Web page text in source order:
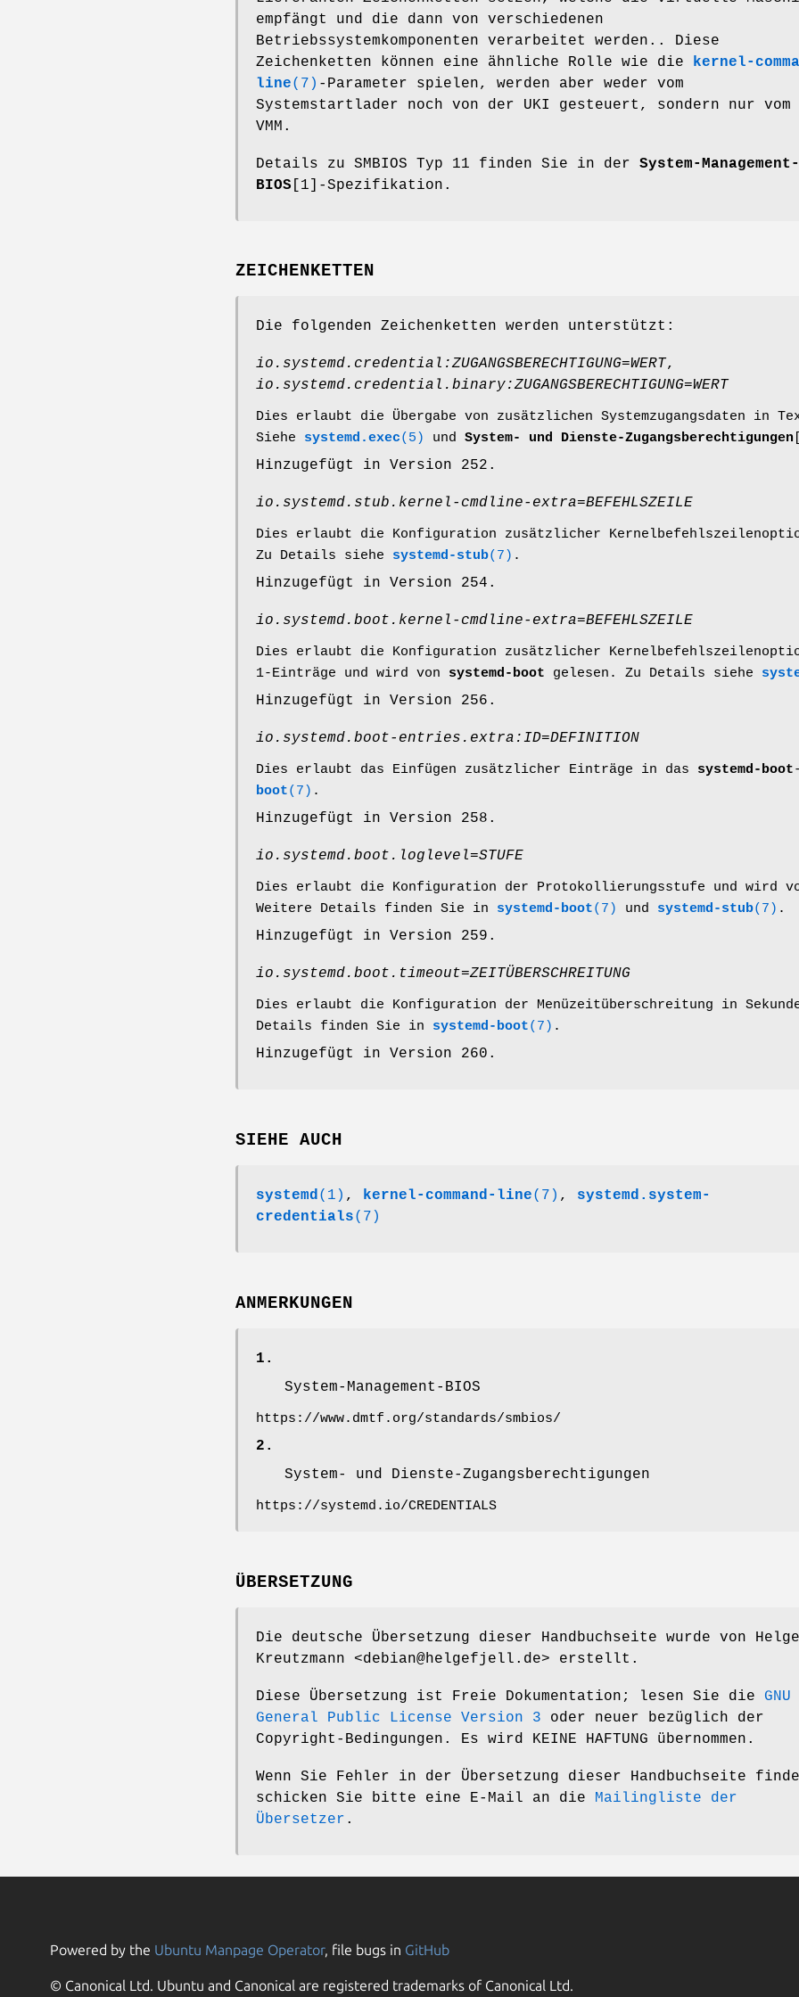
empfängt und die dann von verschiedenen
Betriebssystemkomponenten verarbeitet werden.. Diese
Zeichenketten können eine ähnliche Rolle wie die
kernel-
line(7) -Parameter spielen, werden aber weder vom
Systemstartlader noch von der UKI gesteuert, sondern nur vom
VMM.
Details zu SMBIOS Typ 11 finden Sie in der System-Management-
BIOS [1]-Spezifikation.
ZEICHENKETTEN
Die folgenden Zeichenketten werden unterstützt:
io.systemd.credential:ZUGANGSBERECHTIGUNG=WERT,
io.systemd.credential.binary:ZUGANGSBERECHTIGUNG=WERT
Dies erlaubt die Übergabe von zusätzlichen Systemzugangsdaten in
Siehe systemd.exec(5) und System- und Dienste-Zugangsberechtigungen
Hinzugefügt in Version 252.
io.systemd.stub.kernel-cmdline-extra=BEFEHLSZEILE
Dies erlaubt die Konfiguration zusätzlicher
Zu Details siehe systemd-stub(7) .
Hinzugefügt in Version 254.
io.systemd.boot.kernel-cmdline-extra=BEFEHLSZEILE
Dies erlaubt die Konfiguration zusätzlicher
1-Einträge und wird von systemd-boot gelesen. Zu Details siehe
Hinzugefügt in Version 256.
io.systemd.boot-entries.extra:ID=DEFINITION
Dies erlaubt das Einfügen zusätzlicher Einträge in das systemd-boot
boot(7) .
Hinzugefügt in Version 258.
io.systemd.boot.loglevel=STUFE
Dies erlaubt die Konfiguration der Protokollierungsstufe und wird
Weitere Details finden Sie in systemd-boot(7) und systemd-stub(7) .
Hinzugefügt in Version 259.
io.systemd.boot.timeout=ZEITÜBERSCHREITUNG
Dies erlaubt die Konfiguration der Menüzeitüberschreitung in
Details finden Sie in systemd-boot(7) .
Hinzugefügt in Version 260.
SIEHE AUCH
systemd(1) , kernel-command-line(7) , systemd.system-
credentials(7)
ANMERKUNGEN
1.
System-Management-BIOS
https://www.dmtf.org/standards/smbios/
2.
System- und Dienste-Zugangsberechtigungen
https://systemd.io/CREDENTIALS
ÜBERSETZUNG
Die deutsche Übersetzung dieser Handbuchseite wurde von Helge
Kreutzmann <debian@helgefjell.de> erstellt.
Diese Übersetzung ist Freie Dokumentation; lesen Sie die GNU
General Public License Version 3 oder neuer bezüglich der
Copyright-Bedingungen. Es wird KEINE HAFTUNG übernommen.
Wenn Sie Fehler in der Übersetzung dieser Handbuchseite
schicken Sie bitte eine E-Mail an die Mailingliste der
Übersetzer .
Powered by the Ubuntu Manpage Operator, file bugs in GitHub
© Canonical Ltd. Ubuntu and Canonical are registered trademarks of Canonical Ltd.